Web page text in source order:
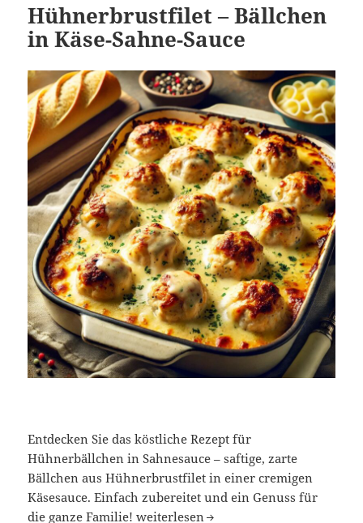
Hühnerbrustfilet – Bällchen
in Käse-Sahne-Sauce
Entdecken Sie das köstliche Rezept für
Hühnerbällchen in Sahnesauce – saftige, zarte
Bällchen aus Hühnerbrustfilet in einer cremigen
Käsesauce. Einfach zubereitet und ein Genuss für
die ganze Familie!Hühnerbrustfilet – Bällchen in Käse-
weiterlesen